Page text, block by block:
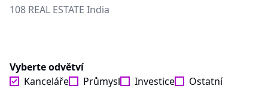
108 REAL ESTATE India
Vyberte odvětví
Kanceláře
Průmysl Investice Ostatní